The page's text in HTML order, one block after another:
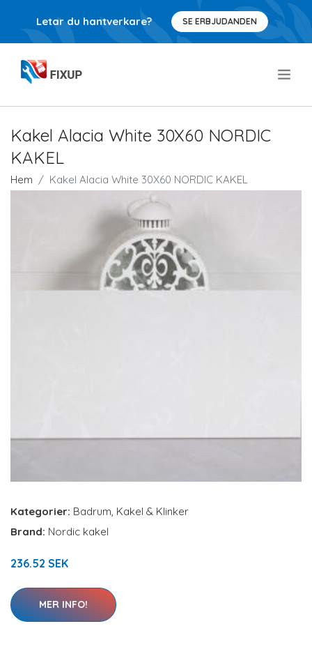
Letar du hantverkare? SE ERBJUDANDEN
Kakel Alacia White 30X60 NORDIC
KAKEL
Hem Kakel Alacia White 30X60 NORDIC KAKEL
Kategorier: Badrum, Kakel & Klinker
Brand: Nordic kakel
236.52 SEK
MER INFO!